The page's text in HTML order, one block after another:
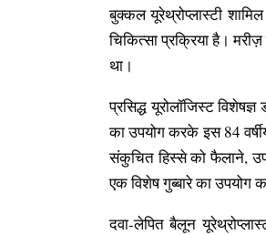
बुक्कल यूरेथ्रोप्लास्टी
चिकित्सा प्रक्रिया है।
था।
प्रसिद्ध यूरोलॉजिस्ट
का उपयोग करके इस 84
संकुचित हिस्से को फैलाने,
एक विशेष गुब्बारे का उपयोग
दवा-लेपित बैलून